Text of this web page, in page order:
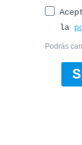
la
Podrás